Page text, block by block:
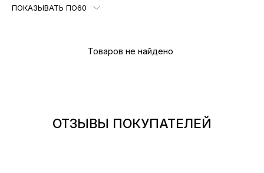
ПОКАЗЫВАТЬ ПО60
Товаров не найдено
ОТЗЫВЫ ПОКУПАТЕЛЕЙ